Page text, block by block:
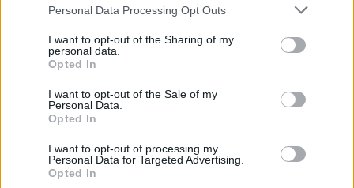
Personal Data Processing Opt Outs
I want to opt-out of the Sharing of my
personal data.
Opted In
I want to opt-out of the Sale of my
Personal Data.
Opted In
I want to opt-out of processing my
Personal Data for Targeted Advertising.
Opted In
ΠΕΡΙΣΣΟΤΕΡΑ
ΣΧΕΤΙΚA AΡΘΡΑ
Θεσσαλονίκη: Η παρατεταμένη ανομβρία απειλεί τη
ΕΛΛAΔΑ 09:31